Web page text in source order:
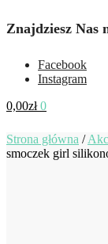
Znajdziesz Nas
Facebook
Instagram
0,00zł 0
Strona główna /
smoczek girl